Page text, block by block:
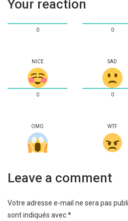
Your reaction
0
NICE
0
SAD
0
OMG
0
WTF
Leave a comment
Votre adresse e-mail ne sera pas
sont indiqués avec*